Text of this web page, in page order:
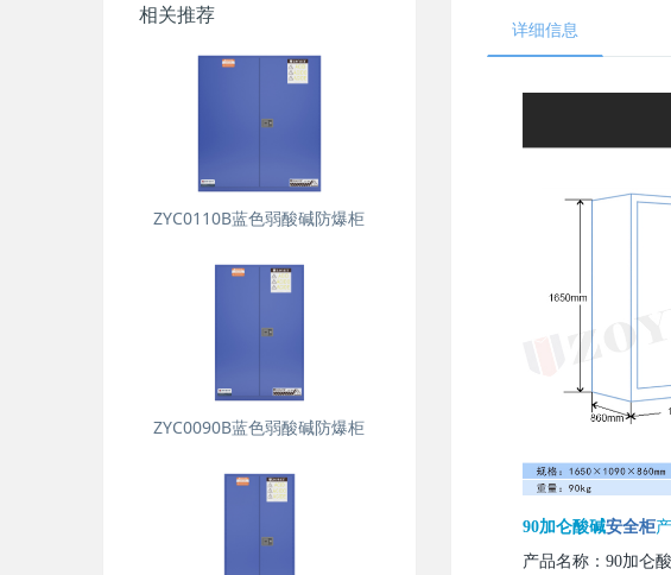
详细信息
90加仑酸碱安全柜
产品名称：90加仑
相关推荐
ZYC0110B蓝色弱酸碱防爆柜
ZYC0090B蓝色弱酸碱防爆柜